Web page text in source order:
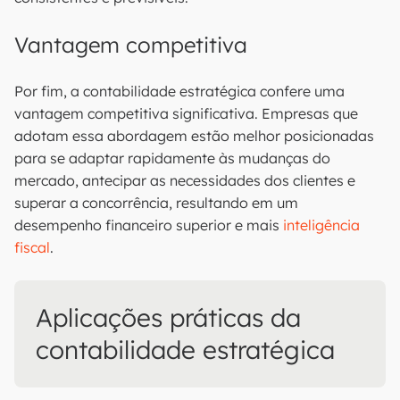
Vantagem competitiva
Por fim, a contabilidade estratégica confere uma
vantagem competitiva significativa. Empresas que
adotam essa abordagem estão melhor posicionadas
para se adaptar rapidamente às mudanças do
mercado, antecipar as necessidades dos clientes e
superar a concorrência, resultando em um
desempenho financeiro superior e mais inteligência
fiscal.
Aplicações práticas da
contabilidade estratégica